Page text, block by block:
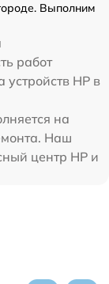
Выполним
работ
HP в
на
Наш
центр HP и